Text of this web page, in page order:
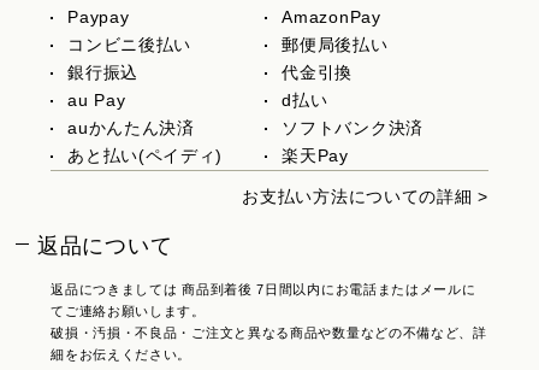
Paypay
AmazonPay
コンビニ後払い
郵便局後払い
銀行振込
代金引換
au Pay
d払い
auかんたん決済
ソフトバンク決済
あと払い(ペイディ)
楽天Pay
お支払い方法についての詳細 >
返品について
返品につきましては 商品到着後 7日間以内にお電話またはメールに
てご連絡お願いします。
破損・汚損・不良品・ご注文と異なる商品や数量などの不備など、詳
細をお伝えください。